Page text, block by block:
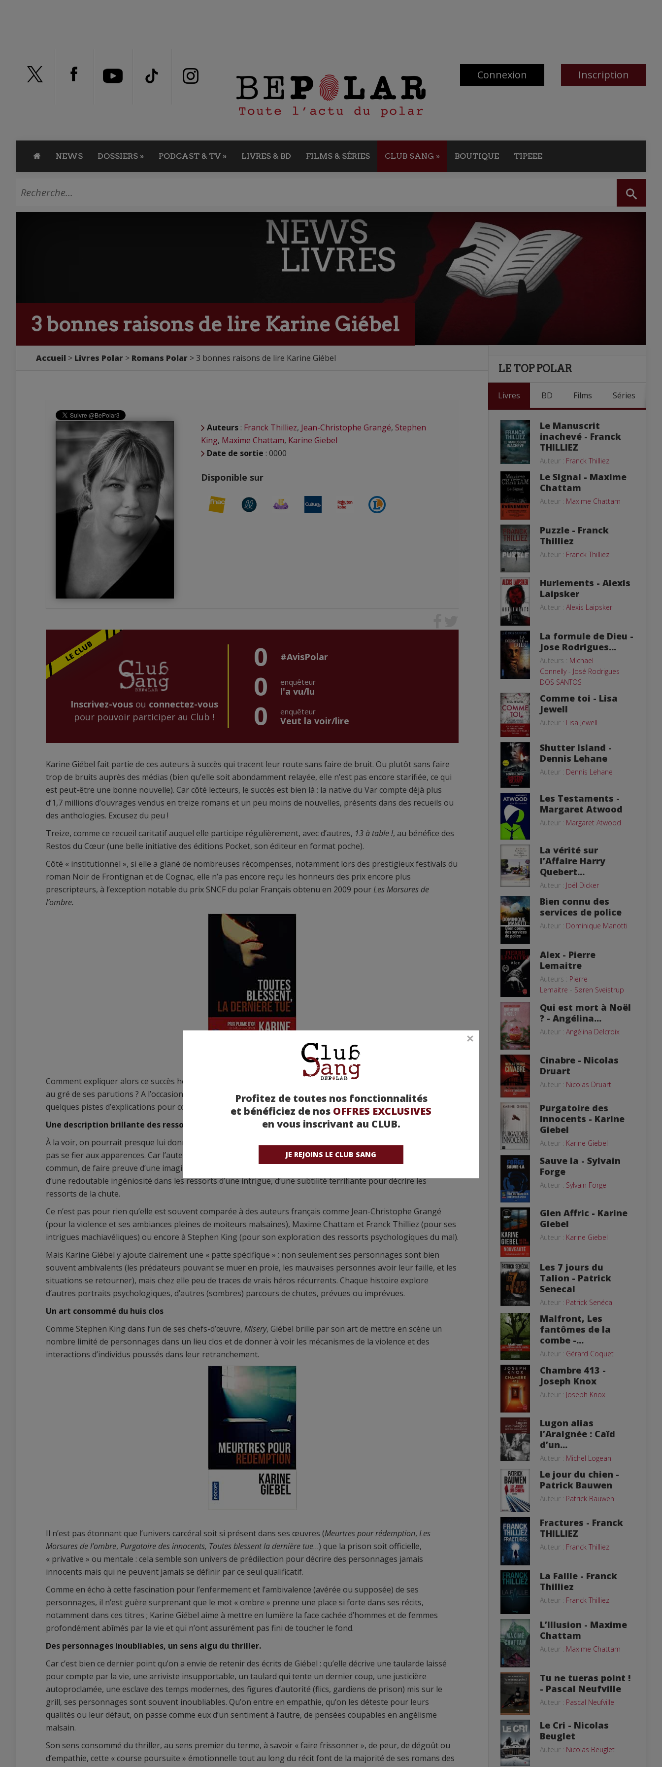
Connexion Inscription
NEWS DOSSIERS » PODCAST & TV » LIVRES & BD FILMS & SÉRIES CLUB SANG » BOUTIQUE TIPEEE
Profitez de toutes nos fonctionnalités
et bénéficiez de nos OFFRES EXCLUSIVES
en vous inscrivant au CLUB.
JE REJOINS LE CLUB SANG
3 bonnes raisons de lire Karine Giébel
Accueil Livres Polar Romans Polar 3 bonnes raisons de lire Karine Giébel
Auteurs : Franck Thilliez, Jean-Christophe Grangé, Stephen
King, Maxime Chattam, Karine Giebel
Date de sortie : 0000
Disponible sur
Inscrivez-vousou connectez-vous
pour pouvoir participer au Club !
0 #AvisPolar
0 enquêteur
l'a vu/lu
0 enquêteur
Veut la voir/lire
Karine Giébel fait partie de ces auteurs à succès qui tracent leur route sans faire de bruit. Ou plutôt sans faire
trop de bruits auprès des médias (bien qu’elle soit abondamment relayée, elle n’est pas encore starifiée, ce qui
est peut-être une bonne nouvelle). Car côté lecteurs, le succès est bien là : la native du Var compte déjà plus
d’1,7 millions d’ouvrages vendus en treize romans et un peu moins de nouvelles, présents dans des recueils ou
des anthologies. Excusez du peu !
Treize, comme ce recueil caritatif auquel elle participe régulièrement, avec d’autres, 13 à table !, au bénéfice des
Restos du Cœur (une belle initiative des éditions Pocket, son éditeur en format poche).
Côté « institutionnel », si elle a glané de nombreuses récompenses, notamment lors des prestigieux festivals du
roman Noir de Frontignan et de Cognac, elle n’a pas encore reçu les honneurs des prix encore plus
prescripteurs, à l’exception notable du prix SNCF du polar Français obtenu en 2009 pour Les Morsures de
l’ombre.
Comment expliquer alors ce succès hors du commun ? Pourquoi ne déçoit-elle que fort peu ses fidèles lecteurs
au gré de ses parutions ? A l’occasion de la parution ce mois-ci de Glen Affric (Plon), BePolar vous donne
quelques pistes d’explications pour comprendre le phénomène Giebel.
Une description brillante des ressorts de la violence physique, mais aussi psychologique
À la voir, on pourrait presque lui donner le bon dieu sans confession, à Karine Giébel. Comme souvent, il ne faut
pas se fier aux apparences. Car l’auteure est à la fois capable d’écrire des pages d’une violence hors du
commun, de faire preuve d’une imagination débordante pour la torture et la violence, tout autant que d’être
d’une redoutable ingéniosité dans les ressorts d’une intrigue, d’une subtilité terrifiante pour décrire les
ressorts de la chute.
Ce n’est pas pour rien qu’elle est souvent comparée à des auteurs français comme Jean-Christophe Grangé
(pour la violence et ses ambiances pleines de moiteurs malsaines), Maxime Chattam et Franck Thilliez (pour ses
intrigues machiavéliques) ou encore à Stephen King (pour son exploration des ressorts psychologiques du mal).
Mais Karine Giébel y ajoute clairement une « patte spécifique » : non seulement ses personnages sont bien
souvent ambivalents (les prédateurs pouvant se muer en proie, les mauvaises personnes avoir leur faille, et les
situations se retourner), mais chez elle peu de traces de vrais héros récurrents. Chaque histoire explore
d’autres portraits psychologiques, d’autres (sombres) parcours de chutes, prévues ou imprévues.
Un art consommé du huis clos
Comme Stephen King dans l’un de ses chefs-d’œuvre, Misery, Giébel brille par son art de mettre en scène un
nombre limité de personnages dans un lieu clos et de donner à voir les mécanismes de la violence et des
interactions d’individus poussés dans leur retranchement.
Il n’est pas étonnant que l’univers carcéral soit si présent dans ses œuvres (Meurtres pour rédemption, Les
Morsures de l’ombre, Purgatoire des innocents, Toutes blessent la dernière tue…) que la prison soit officielle,
« privative » ou mentale : cela semble son univers de prédilection pour décrire des personnages jamais
innocents mais qui ne peuvent jamais se définir par ce seul qualificatif.
Comme en écho à cette fascination pour l’enfermement et l’ambivalence (avérée ou supposée) de ses
personnages, il n’est guère surprenant que le mot « ombre » prenne une place si forte dans ses récits,
notamment dans ces titres ; Karine Giébel aime à mettre en lumière la face cachée d’hommes et de femmes
profondément abîmés par la vie et qui n’ont assurément pas fini de toucher le fond.
Des personnages inoubliables, un sens aigu du thriller.
Car c’est bien ce dernier point qu’on a envie de retenir des écrits de Giébel : qu’elle décrive une taularde laissé
pour compte par la vie, une arriviste insupportable, un taulard qui tente un dernier coup, une justicière
autoproclamée, une esclave des temps modernes, des figures d’autorité (flics, gardiens de prison) mis sur le
grill, ses personnages sont souvent inoubliables. Qu’on entre en empathie, qu’on les déteste pour leurs
qualités ou leur défaut, on passe comme eux d’un sentiment à l’autre, de pensées coupables en angélisme
malsain.
Son sens consommé du thriller, au sens premier du terme, à savoir « faire frissonner », de peur, de dégoût ou
d’empathie, cette « course poursuite » émotionnelle tout au long du récit font de la majorité de ses romans des
LE TOP POLAR
Livres BD Films Séries
Le Manuscrit
inachevé - Franck
THILLIEZ
Auteur : Franck Thilliez
Le Signal - Maxime
Chattam
Auteur : Maxime Chattam
Puzzle - Franck
Thilliez
Auteur : Franck Thilliez
Hurlements - Alexis
Laipsker
Auteur : Alexis Laipsker
La formule de Dieu -
Jose Rodrigues...
Auteurs : Michael
Connelly- José Rodrigues
DOS SANTOS
Comme toi - Lisa
Jewell
Auteur : Lisa Jewell
Shutter Island -
Dennis Lehane
Auteur : Dennis Lehane
Les Testaments -
Margaret Atwood
Auteur : Margaret Atwood
La vérité sur
l’Affaire Harry
Quebert...
Auteur : Joël Dicker
Bien connu des
services de police
Auteur : Dominique Manotti
Alex - Pierre
Lemaitre
Auteurs : Pierre
Lemaitre - Søren Sveistrup
Qui est mort à Noël
? - Angélina...
Auteur : Angélina Delcroix
Cinabre - Nicolas
Druart
Auteur : Nicolas Druart
Purgatoire des
innocents - Karine
Giebel
Auteur : Karine Giebel
Sauve la - Sylvain
Forge
Auteur : Sylvain Forge
Glen Affric - Karine
Giebel
Auteur : Karine Giebel
Les 7 jours du
Talion - Patrick
Senecal
Auteur : Patrick Senécal
Malfront, Les
fantômes de la
combe -...
Auteur : Gérard Coquet
Chambre 413 -
Joseph Knox
Auteur : Joseph Knox
Lugon alias
l’Araignée : Caïd
d’un...
Auteur : Michel Logean
Le jour du chien -
Patrick Bauwen
Auteur : Patrick Bauwen
Fractures - Franck
THILLIEZ
Auteur : Franck Thilliez
La Faille - Franck
Thilliez
Auteur : Franck Thilliez
L’Illusion - Maxime
Chattam
Auteur : Maxime Chattam
Tu ne tueras point !
- Pascal Neufville
Auteur : Pascal Neufville
Le Cri - Nicolas
Beuglet
Auteur : Nicolas Beuglet